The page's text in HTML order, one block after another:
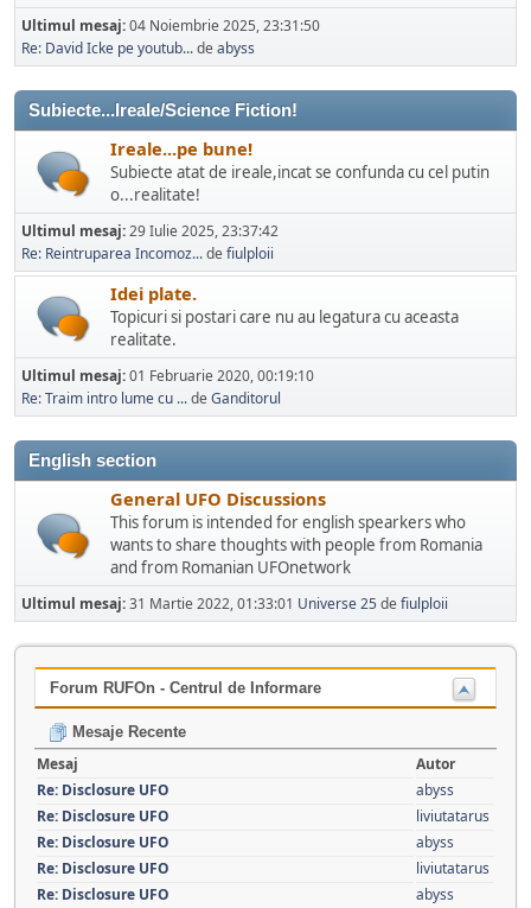
Ultimul mesaj:04 Noiembrie 2025, 23:31:50
Re: David Icke pe youtub...de abyss
Subiecte...Ireale/Science Fiction!
Ireale...pe bune!
Subiecte atat de ireale,incat se confunda cu cel putin
o...realitate!
Ultimul mesaj:29 Iulie 2025, 23:37:42
Re: Reintruparea Incomoz...de fiulploii
Idei plate.
Topicuri si postari care nu au legatura cu aceasta
realitate.
Ultimul mesaj:01 Februarie 2020, 00:19:10
Re: Traim intro lume cu ...de Ganditorul
English section
General UFO Discussions
This forum is intended for english spearkers who
wants to share thoughts with people from Romania
and from Romanian UFOnetwork
Ultimul mesaj:31 Martie 2022, 01:33:01 Universe 25 de fiulploii
Forum RUFOn - Centrul de Informare
Mesaje Recente
Mesaj
Autor
Re: Disclosure UFO
abyss
Re: Disclosure UFO
liviutatarus
Re: Disclosure UFO
abyss
Re: Disclosure UFO
liviutatarus
Re: Disclosure UFO
abyss